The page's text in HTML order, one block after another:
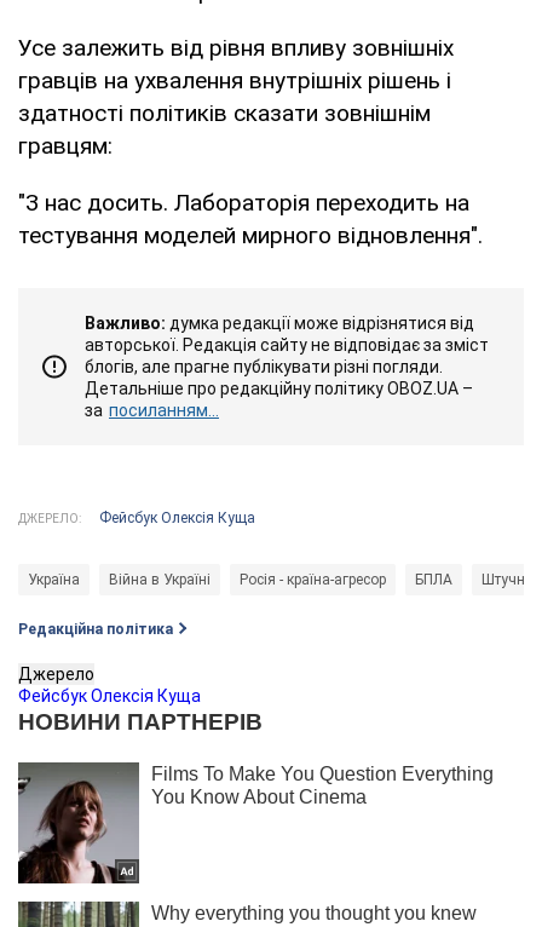
Усе залежить від рівня впливу зовнішніх
гравців на ухвалення внутрішніх рішень і
здатності політиків сказати зовнішнім
гравцям:
"З нас досить. Лабораторія переходить на
тестування моделей мирного відновлення".
Важливо: думка редакції може відрізнятися від
авторської. Редакція сайту не відповідає за зміст
блогів, але прагне публікувати різні погляди.
Детальніше про редакційну політику OBOZ.UA –
за посиланням...
ДЖЕРЕЛО: Фейсбук Олексія Куща
Україна Війна в Україні Росія - країна-агресор БПЛА Штучний
Редакційна політика
Джерело
Фейсбук Олексія Куща